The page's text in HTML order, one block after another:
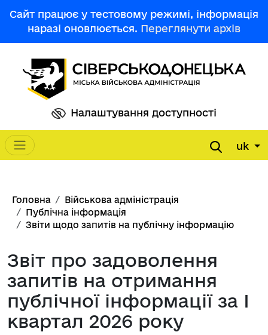
Сайт працює у тестовому режимі, інформація
наразі оновлюється. Переглянути архів
Налаштування доступності
Main navigation uk
Рядок навіґації
Головна
Військова адміністрація
Публічна інформація
Звіти щодо запитів на публічну інформацію
Звіт про задоволення
запитів на отримання
публічної інформації за I
квартал 2026 року